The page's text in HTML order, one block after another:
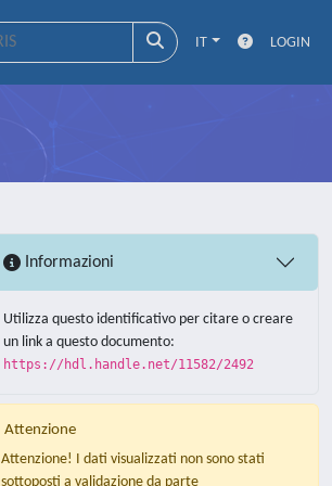
IT LOGIN
Informazioni
Utilizza questo identificativo per citare o creare
un link a questo documento:
https://hdl.handle.net/11582/2492
Attenzione
Attenzione! I dati visualizzati non sono stati
sottoposti a validazione da parte